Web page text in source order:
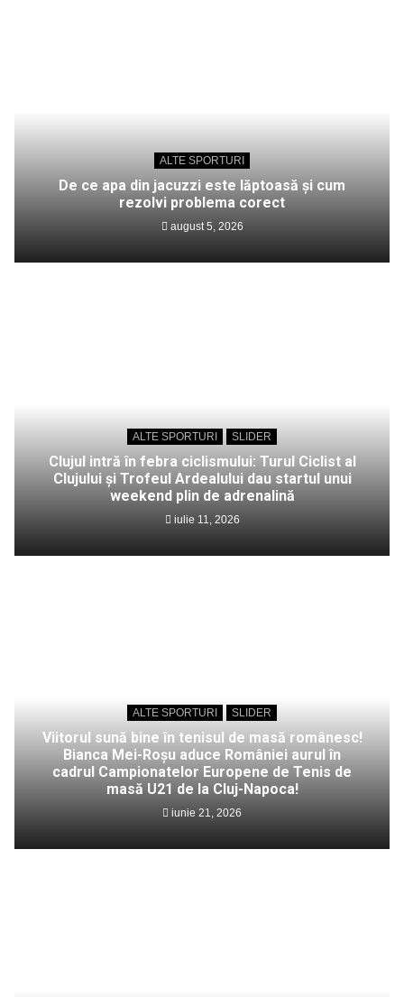
ALTE SPORTURI
De ce apa din jacuzzi este lăptoasă și cum
rezolvi problema corect
august 5, 2026
ALTE SPORTURI SLIDER
Clujul intră în febra ciclismului: Turul Ciclist al
Clujului și Trofeul Ardealului dau startul unui
weekend plin de adrenalină
iulie 11, 2026
ALTE SPORTURI SLIDER
Viitorul sună bine în tenisul de masă românesc!
Bianca Mei-Roșu aduce României aurul în
cadrul Campionatelor Europene de Tenis de
masă U21 de la Cluj-Napoca!
iunie 21, 2026